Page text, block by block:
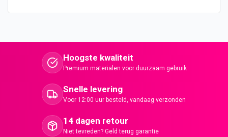
Hoogste kwaliteit
Premium materialen voor duurzaam gebruik
Snelle levering
Voor 12:00 uur besteld, vandaag verzonden
14 dagen retour
Niet tevreden? Geld terug garantie